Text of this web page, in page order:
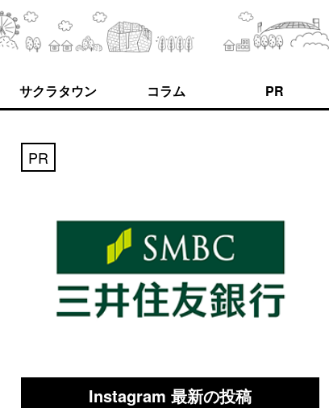
サクラタウン コラム PR
PR
Instagram 最新の投稿